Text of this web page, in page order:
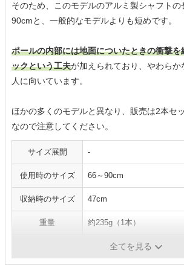
そのため、このモデルのアルミ製シャフトの
90cmと、一般的なモデルよりも短めです。
ポールの内部には地面についたときの衝撃
ックという工夫が加えられており、やわら
人に向いています。
ほかの多くのモデルと異なり、販売は2本セ
なので注意してください。
サイズ展開 -
使用時のサイズ 66～90cm
収納時のサイズ 47cm
重量 約235g（1本）
アルミ全てを見る